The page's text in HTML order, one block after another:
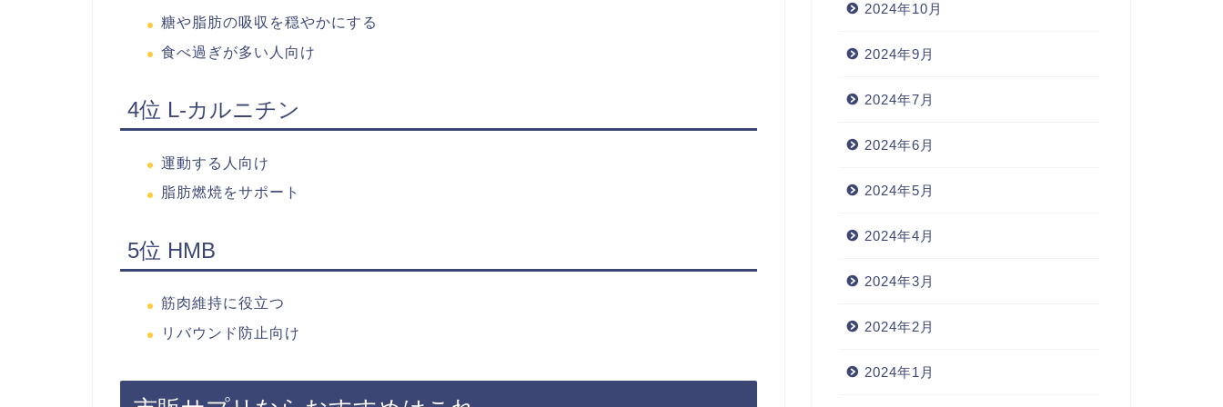
糖や脂肪の吸収を穏やかにする
食べ過ぎが多い人向け
4位 L-カルニチン
運動する人向け
脂肪燃焼をサポート
5位 HMB
筋肉維持に役立つ
リバウンド防止向け
2024年10月
2024年9月
2024年7月
2024年6月
2024年5月
2024年4月
2024年3月
2024年2月
2024年1月